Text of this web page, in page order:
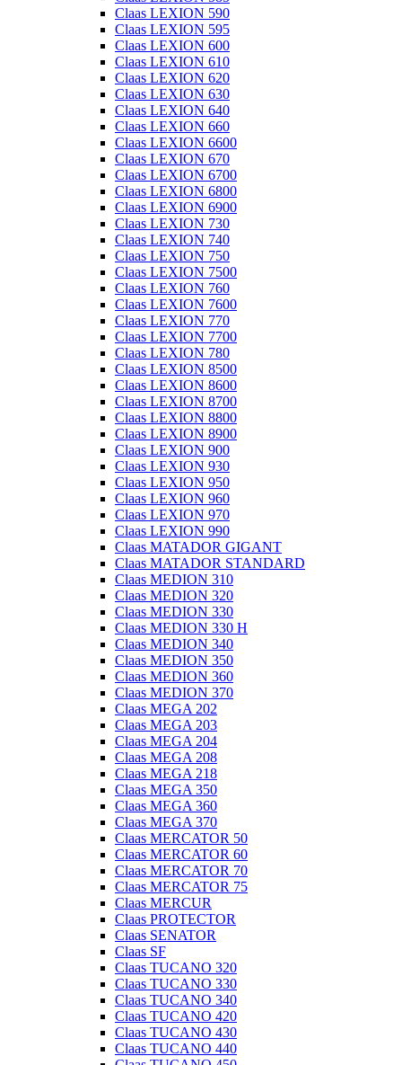
Claas LEXION 590
Claas LEXION 595
Claas LEXION 600
Claas LEXION 610
Claas LEXION 620
Claas LEXION 630
Claas LEXION 640
Claas LEXION 660
Claas LEXION 6600
Claas LEXION 670
Claas LEXION 6700
Claas LEXION 6800
Claas LEXION 6900
Claas LEXION 730
Claas LEXION 740
Claas LEXION 750
Claas LEXION 7500
Claas LEXION 760
Claas LEXION 7600
Claas LEXION 770
Claas LEXION 7700
Claas LEXION 780
Claas LEXION 8500
Claas LEXION 8600
Claas LEXION 8700
Claas LEXION 8800
Claas LEXION 8900
Claas LEXION 900
Claas LEXION 930
Claas LEXION 950
Claas LEXION 960
Claas LEXION 970
Claas LEXION 990
Claas MATADOR GIGANT
Claas MATADOR STANDARD
Claas MEDION 310
Claas MEDION 320
Claas MEDION 330
Claas MEDION 330 H
Claas MEDION 340
Claas MEDION 350
Claas MEDION 360
Claas MEDION 370
Claas MEGA 202
Claas MEGA 203
Claas MEGA 204
Claas MEGA 208
Claas MEGA 218
Claas MEGA 350
Claas MEGA 360
Claas MEGA 370
Claas MERCATOR 50
Claas MERCATOR 60
Claas MERCATOR 70
Claas MERCATOR 75
Claas MERCUR
Claas PROTECTOR
Claas SENATOR
Claas SF
Claas TUCANO 320
Claas TUCANO 330
Claas TUCANO 340
Claas TUCANO 420
Claas TUCANO 430
Claas TUCANO 440